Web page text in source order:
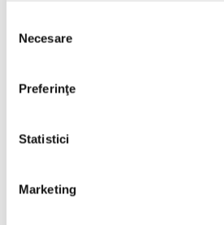
consimțământului
Necesare
Preferinţe
Statistici
Marketing
Iulie 2024
Mai 2024
Martie 2024
Ianuarie 2024